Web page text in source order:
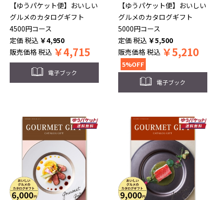
【ゆうパケット便】おいしい
グルメのカタログギフト
4500円コース
税込 ￥4,950
販売価格税込 ￥4,715
電子ブック
【ゆうパケット便】おいしい
グルメのカタログギフト
5000円コース
税込 ￥5,500
販売価格税込 ￥5,210
5%OFF
電子ブック